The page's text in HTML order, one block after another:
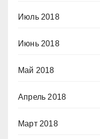
Июль 2018
Июнь 2018
Май 2018
Апрель 2018
Март 2018